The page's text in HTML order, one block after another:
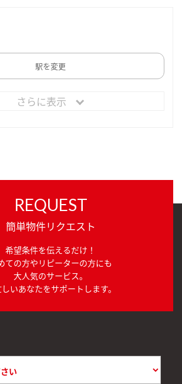
駅を変更
さらに表示
REQUEST
簡単物件リクエスト
希望条件を伝えるだけ！
ての方やリピーターの方にも
大人気のサービス。
いあなたをサポートします。